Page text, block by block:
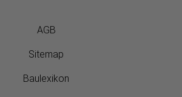
AGB
Sitemap
Baulexikon